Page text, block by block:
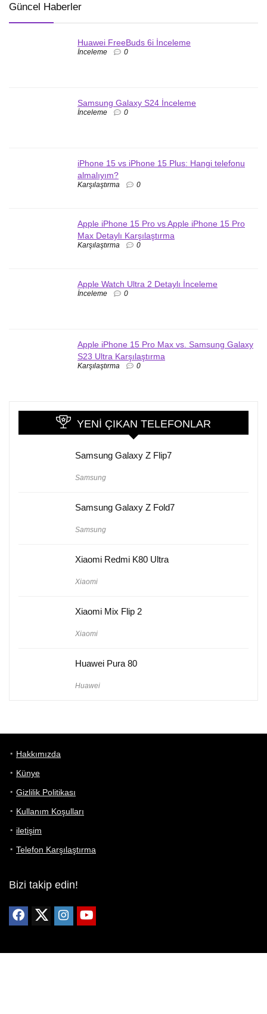
Güncel Haberler
Huawei FreeBuds 6i İnceleme
İnceleme 0
Samsung Galaxy S24 İnceleme
İnceleme 0
iPhone 15 vs iPhone 15 Plus: Hangi telefonu
almalıyım?
Karşılaştırma 0
Apple iPhone 15 Pro vs Apple iPhone 15 Pro
Max Detaylı Karşılaştırma
Karşılaştırma 0
Apple Watch Ultra 2 Detaylı İnceleme
İnceleme 0
Apple iPhone 15 Pro Max vs. Samsung Galaxy
S23 Ultra Karşılaştırma
Karşılaştırma 0
YENI ÇIKAN TELEFONLAR
Samsung Galaxy Z Flip7
Samsung
Samsung Galaxy Z Fold7
Samsung
Xiaomi Redmi K80 Ultra
Xiaomi
Xiaomi Mix Flip 2
Xiaomi
Huawei Pura 80
Huawei
Hakkımızda
Künye
Gizlilik Politikası
Kullanım Koşulları
iletişim
Telefon Karşılaştırma
Bizi takip edin!